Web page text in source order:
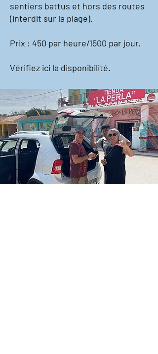
sentiers battus et hors des routes
(interdit sur la plage).
Prix : 450 par heure/1500 par jour.
Vérifiez ici la disponibilité.